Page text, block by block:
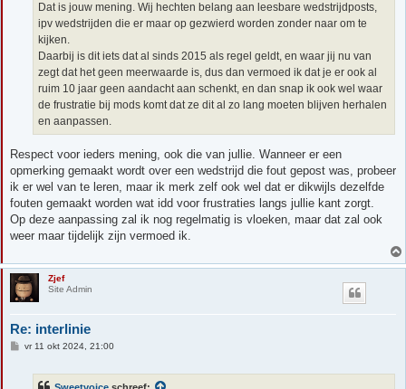
Dat is jouw mening. Wij hechten belang aan leesbare wedstrijdposts,
ipv wedstrijden die er maar op gezwierd worden zonder naar om te
kijken.
Daarbij is dit iets dat al sinds 2015 als regel geldt, en waar jij nu van
zegt dat het geen meerwaarde is, dus dan vermoed ik dat je er ook al
ruim 10 jaar geen aandacht aan schenkt, en dan snap ik ook wel waar
de frustratie bij mods komt dat ze dit al zo lang moeten blijven herhalen
en aanpassen.
Respect voor ieders mening, ook die van jullie. Wanneer er een
opmerking gemaakt wordt over een wedstrijd die fout gepost was, probeer
ik er wel van te leren, maar ik merk zelf ook wel dat er dikwijls dezelfde
fouten gemaakt worden wat idd voor frustraties langs jullie kant zorgt.
Op deze aanpassing zal ik nog regelmatig is vloeken, maar dat zal ook
weer maar tijdelijk zijn vermoed ik.
Zjef
Site Admin
Re: interlinie
Bvr 11 okt 2024, 21:00
Sweetvoice schreef: